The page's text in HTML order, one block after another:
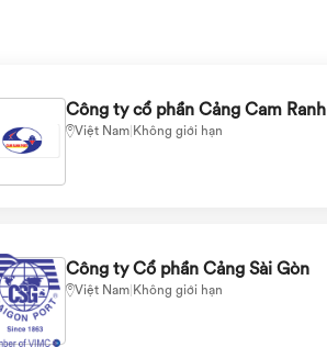
Công ty cổ phần Cảng Cam Ranh
Việt Nam|Không giới hạn
Công ty Cổ phần Cảng Sài Gòn
Việt Nam|Không giới hạn